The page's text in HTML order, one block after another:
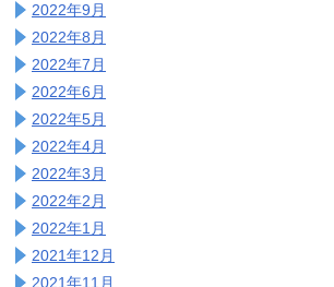
2022年9月
2022年8月
2022年7月
2022年6月
2022年5月
2022年4月
2022年3月
2022年2月
2022年1月
2021年12月
2021年11月